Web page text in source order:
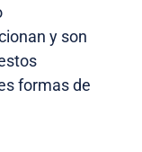
y son
formas de